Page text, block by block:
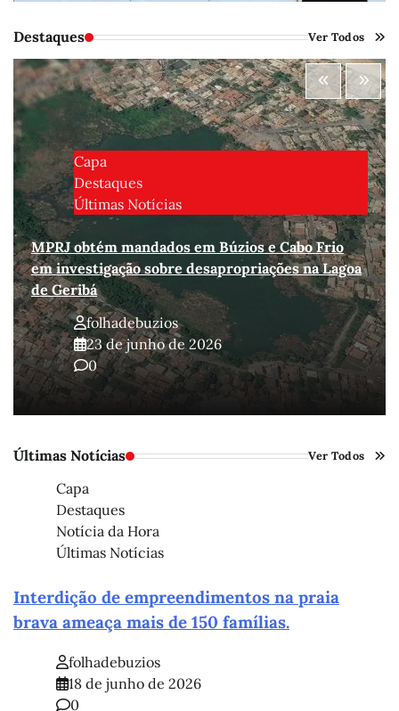
Destaques Ver Todos
Capa
Destaques
Últimas Notícias
MPRJ obtém mandados em Búzios e Cabo Frio
em investigação sobre desapropriações na Lagoa
de Geribá
folhadebuzios
23 de junho de 2026
0
Últimas Notícias Ver Todos
Capa
Destaques
Notícia da Hora
Últimas Notícias
Interdição de empreendimentos na praia
brava ameaça mais de 150 famílias.
folhadebuzios
18 de junho de 2026
0